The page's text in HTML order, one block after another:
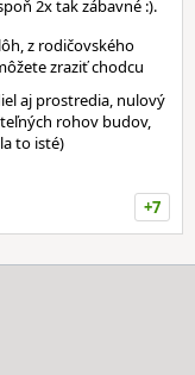
2x tak zábavné :).
z rodičovského
zraziť chodcu
aj prostredia, nulový
rohov budov,
to isté)
+7